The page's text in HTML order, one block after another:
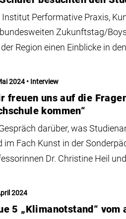
Institut Performative Praxis,
Zukunftstag/
Region einen Einblicke in
2024 Interview
freuen uns auf die
kommen“
darüber, was
im Fach Kunst in der
Dr. Christine Heil
2024
5 „Klimanotstand“